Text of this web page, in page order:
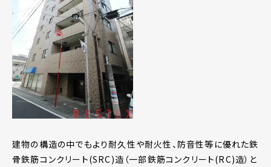
建物の構造の中でもより耐久性や耐火性、防音性等に優れた鉄
骨鉄筋コンクリート(SRC)造（一部鉄筋コンクリート(RC)造）と